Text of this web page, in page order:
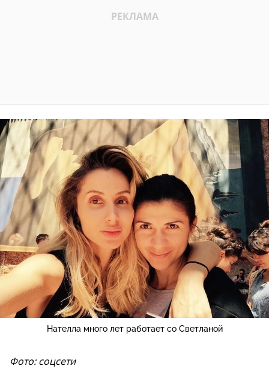
Нателла много лет работает со Светланой
Фото: соцсети